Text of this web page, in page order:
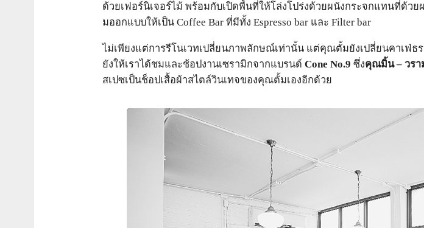
ด้วยเฟอร์นิเจอร์ไม้ พร้อมกับเปิดพื้นที่ให้โล่งโปร่งด้วยผนังกระจกแทนที่ด้
มออกแบบให้เป็น Coffee Bar ที่มีทั้ง Espresso bar และ Filter bar
ไม่เพียงแต่การรีโนเวทเปลี่ยนภาพลักษณ์เท่านั้น แต่คุณตั้มยังเปลี่ยนคาเฟ่ธ
ยังให้เราได้ชมและช้อปงานเซรามิกจากแบรนด์ Cone No.9 ซึ่งคุณมิ้น – วรา
สเปซเป็นช็อปเสื้อผ้าสไตล์วินเทจของคุณตั้มเองอีกด้วย